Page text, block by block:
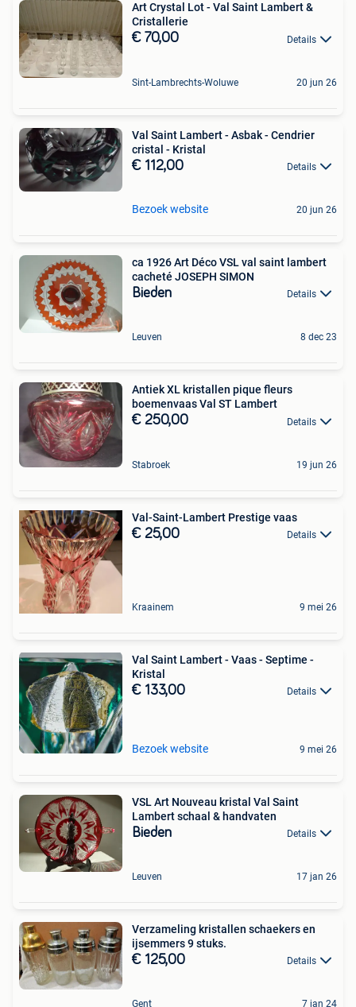
Art Crystal Lot - Val Saint Lambert &
Cristallerie
€ 70,00 Details
Sint-Lambrechts-Woluwe 20 jun 26
Val Saint Lambert - Asbak - Cendrier
cristal - Kristal
€ 112,00 Details
Bezoek website 20 jun 26
ca 1926 Art Déco VSL val saint lambert
cacheté JOSEPH SIMON
Bieden Details
Leuven 8 dec 23
Antiek XL kristallen pique fleurs
boemenvaas Val ST Lambert
€ 250,00 Details
Stabroek 19 jun 26
Val-Saint-Lambert Prestige vaas
€ 25,00 Details
Kraainem 9 mei 26
Val Saint Lambert - Vaas - Septime -
Kristal
€ 133,00 Details
Bezoek website 9 mei 26
VSL Art Nouveau kristal Val Saint
Lambert schaal & handvaten
Bieden Details
Leuven 17 jan 26
Verzameling kristallen schaekers en
ijsemmers 9 stuks.
€ 125,00 Details
Gent 7 jan 24